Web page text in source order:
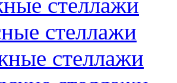
стеллажи
стеллажи